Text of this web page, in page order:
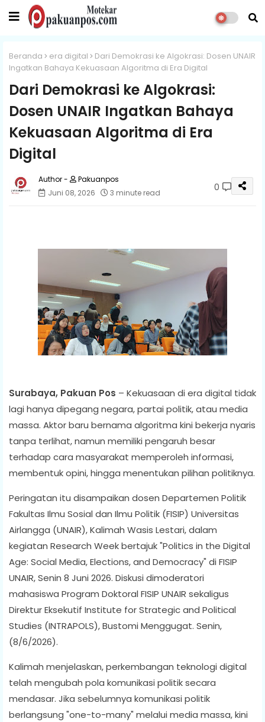
Beranda era digital
Dari Demokrasi ke Algokrasi: Dosen UNAIR
Ingatkan Bahaya Kekuasaan Algoritma di Era Digital
Dari Demokrasi ke Algokrasi:
Dosen UNAIR Ingatkan Bahaya
Kekuasaan Algoritma di Era
Digital
Pakuanpos
Juni 08, 2026
3 minute read 0
Surabaya, Pakuan Pos – Kekuasaan di era digital tidak
lagi hanya dipegang negara, partai politik, atau media
massa. Aktor baru bernama algoritma kini bekerja nyaris
tanpa terlihat, namun memiliki pengaruh besar
terhadap cara masyarakat memperoleh informasi,
membentuk opini, hingga menentukan pilihan politiknya.
Peringatan itu disampaikan dosen Departemen Politik
Fakultas Ilmu Sosial dan Ilmu Politik (FISIP) Universitas
Airlangga (UNAIR), Kalimah Wasis Lestari, dalam
kegiatan Research Week bertajuk "Politics in the Digital
Age: Social Media, Elections, and Democracy" di FISIP
UNAIR, Senin 8 Juni 2026. Diskusi dimoderatori
mahasiswa Program Doktoral FISIP UNAIR sekaligus
Direktur Eksekutif Institute for Strategic and Political
Studies (INTRAPOLS), Bustomi Menggugat. Senin,
(8/6/2026).
Kalimah menjelaskan, perkembangan teknologi digital
telah mengubah pola komunikasi politik secara
mendasar. Jika sebelumnya komunikasi politik
berlangsung "one-to-many" melalui media massa, kini